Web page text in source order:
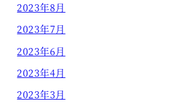
2023年8月
2023年7月
2023年6月
2023年4月
2023年3月